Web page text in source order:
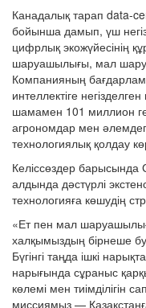
Канадалық тарап data-
бойынша дамып, үш
цифрлық экожүйесінің
шаруашылығы, мал
Компанияның
интеллектіге
шамамен 101 миллион
агрономдар мен
технологиялық қолдау
Келіссөздер
алдында дәстүрлі
технологияға көшудің
«Ет пен мал
халқымыздың бірнеше
Бүгінгі таңда ішкі
нарығында сұраныс
көлемі мен тиімділігін
миссиямыз —